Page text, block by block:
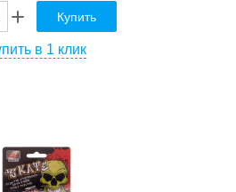
Купить
в 1 клик